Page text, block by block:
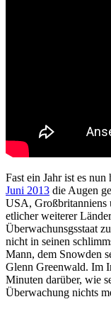
Fast ein Jahr ist es
Juni 2013 die Augen
USA, Großbritanniens
etlicher weiterer
Überwachunsgsstaat
nicht in seinen
Mann, dem Snowden
Glenn Greenwald. Im
Minuten darüber, wie
Überwachung nichts